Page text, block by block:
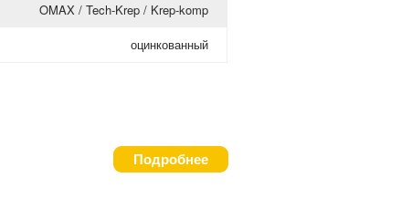
OMAX / Tech-Krep / Krep-komp
оцинкованный
Подробнее